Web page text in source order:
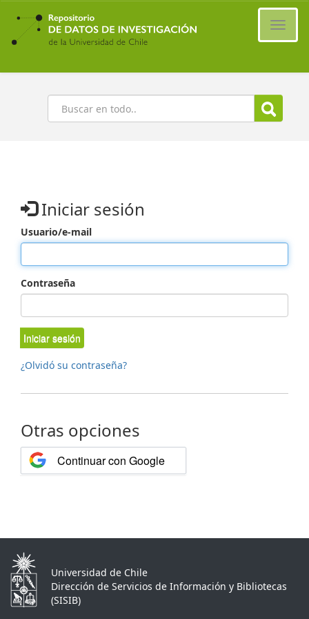
Ir
contenido
principal
Buscar
Iniciar sesión
Usuario/e-mail
Contraseña
Iniciar sesión
¿Olvidó su contraseña?
Otras opciones
Continuar con Google
Universidad de Chile
Dirección de Servicios de Información y Bibliotecas
(SISIB)